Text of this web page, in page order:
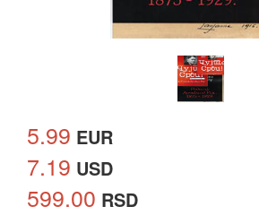
5.99 EUR
7.19 USD
599.00 RSD